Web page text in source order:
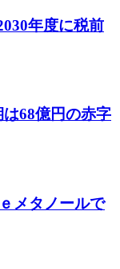
年度に税前
68億円の赤字
メタノールで